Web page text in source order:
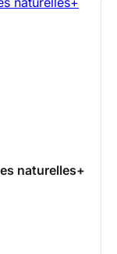
naturelles+